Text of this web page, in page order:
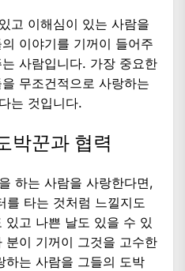
고 이해심이 있는 사람을
이야기를 기꺼이 들어주
사람입니다. 가장 중요한
무조건적으로 사랑하는
는 것입니다.
박꾼과 협력
하는 사람을 사랑한다면,
를 타는 것처럼 느낄지도
있고 나쁜 날도 있을 수 있
분이 기꺼이 그것을 고수한
하는 사람을 그들의 도박